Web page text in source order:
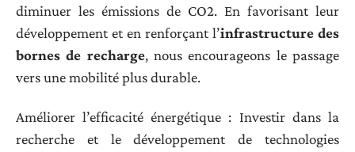
diminuer les émissions de CO2. En favorisant leur
développement et en renforçant l’infrastructure des
bornes de recharge, nous encourageons le passage
vers une mobilité plus durable.
Améliorer l’efficacité énergétique : Investir dans la
recherche et le développement de technologies